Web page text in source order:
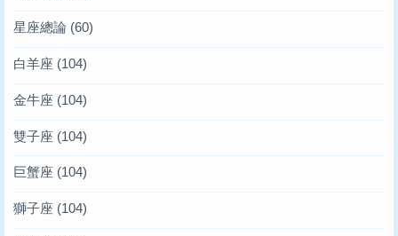
星座總論 (60)
白羊座 (104)
金牛座 (104)
雙子座 (104)
巨蟹座 (104)
獅子座 (104)